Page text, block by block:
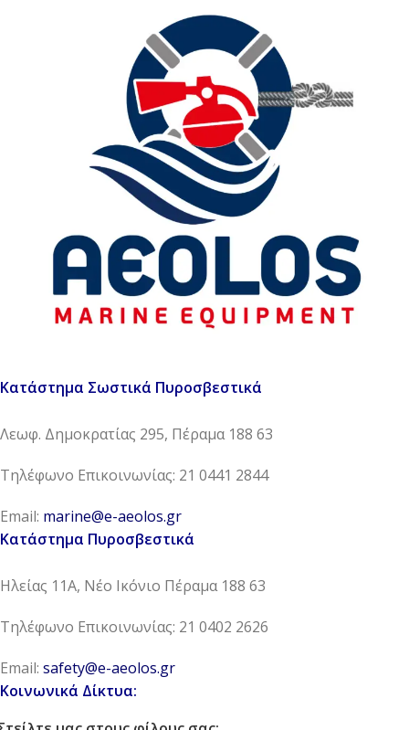
Κατάστημα Σωστικά Πυροσβεστικά
Λεωφ. Δημοκρατίας 295, Πέραμα 188 63
Τηλέφωνο Επικοινωνίας: 21 0441 2844
Email: marine@e-aeolos.gr
Κατάστημα Πυροσβεστικά
Ηλείας 11Α, Νέο Ικόνιο Πέραμα 188 63
Τηλέφωνο Επικοινωνίας: 21 0402 2626
Email: safety@e-aeolos.gr
Κοινωνικά Δίκτυα: